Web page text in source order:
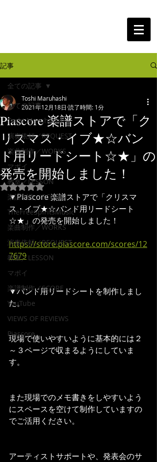
記事
全ての記事
Toshi Maruhashi
演奏依頼／REQUEST
楽曲制作／WORKS
マポイ
教室／LESSON
楽譜制作／SCORE
TheFreeSpiritsMusic
楽曲制作／WORKS
演奏依頼／REQUEST
教室／LESSON
マポイ
楽譜制作／SCORE
YouTube
VIEWS OF REVIEWS
Piascore
全ての記事
Piascore 楽譜ストアで「ク
リスマス・イブ★☆バン
ド用リードシート☆★」の
発売を開始しました！
Toshi Maruhashi
2021年12月18日 読了時間: 1分
5つ星のうちNaNと評価されています。
▼Piascore 楽譜ストアで「クリスマ
ス・イブ★☆バンド用リードシート
☆★」の発売を開始しました！
https://store.piascore.com/scores/12
7679
▼バンド用リードシートを制作しまし
た。
現場で使いやすいように基本的には２
～３ページで収まるようにしていま
す。
また現場でのメモ書きをしやすいよう
にスペースを空けて制作していますの
でご活用ください。
アーティストサポートや、発表会のサ